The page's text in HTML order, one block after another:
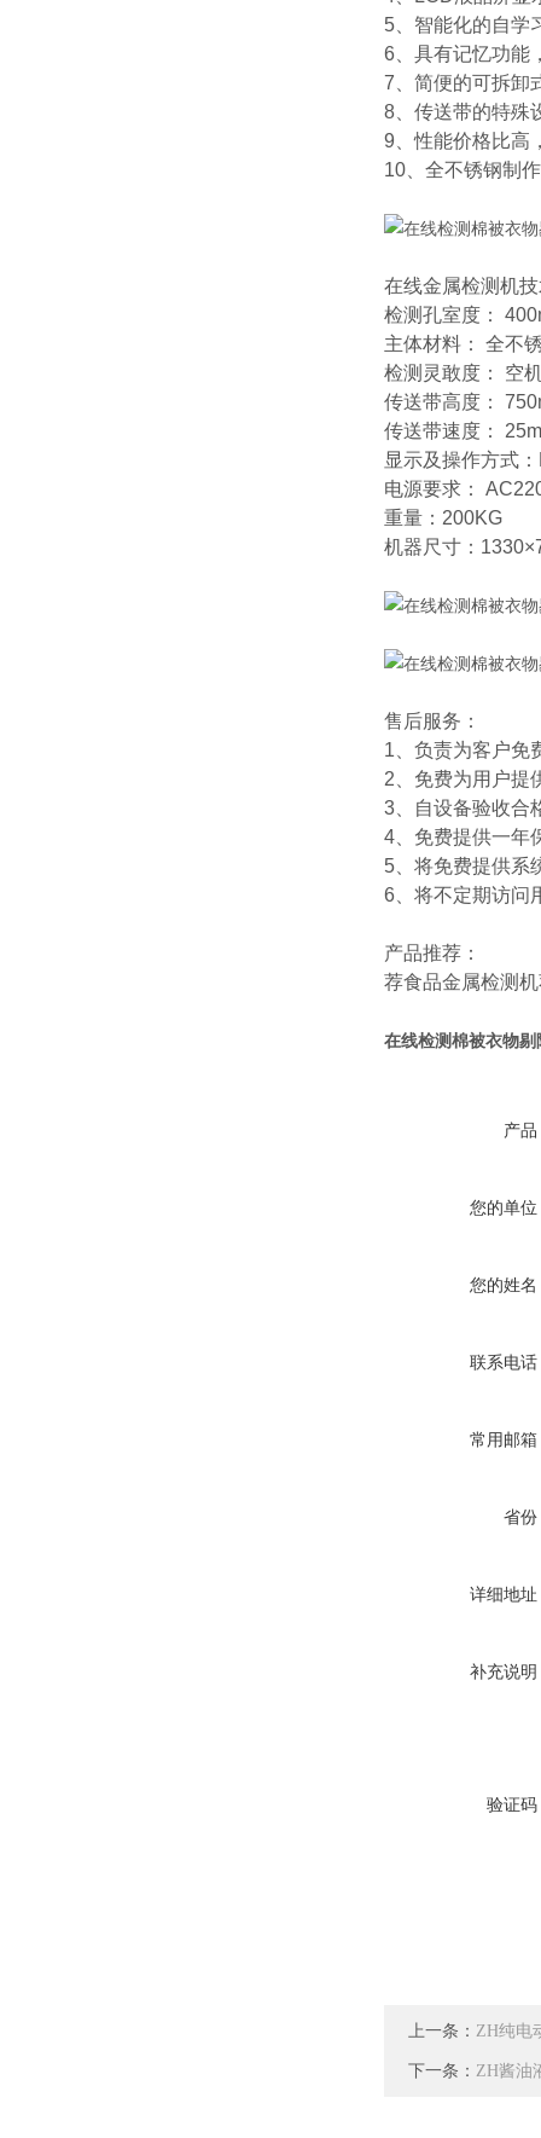
5、智能化的自学
6、具有记忆功能
7、简便的可拆卸
8、传送带的特殊
9、性能价格比高
10、全不锈钢制
在线金属检测机
检测孔室度：
主体材料： 全不
检测灵敢度： 空
传送带高度：
传送带速度：
显示及操作方式
电源要求：
重量：200KG
机器尺寸：
售后服务：
1、负责为客户免
2、免费为用户提
3、自设备验收合
4、免费提供一年
5、将免费提供系
6、将不定期访问
产品推荐：
荐食品金属检测机
在线检测棉被衣物
产品
您的单位
您的姓名
联系电话
常用邮箱
省份
详细地址
补充说明
验证码
上一条： ZH纯电
下一条： ZH酱油